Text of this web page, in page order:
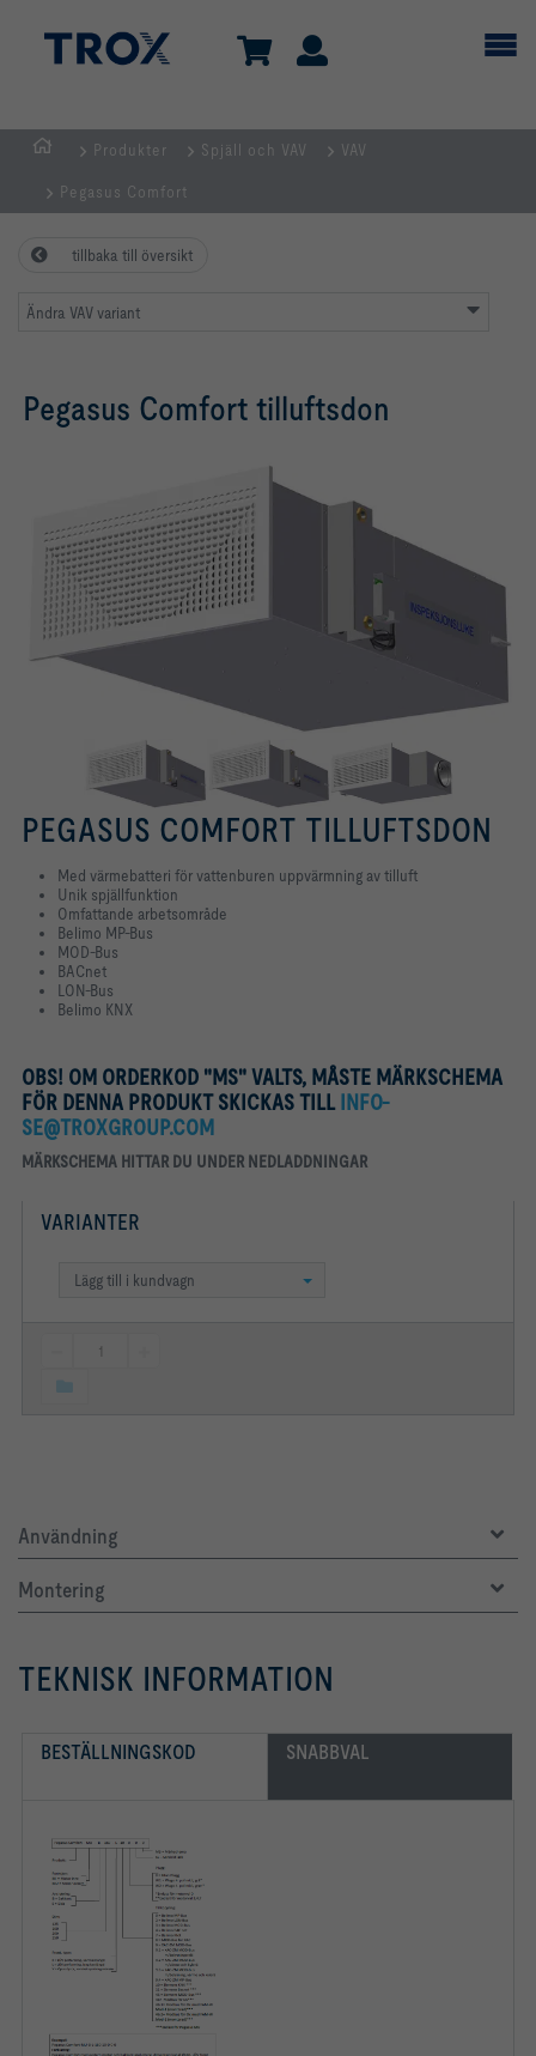
Produkter Spjäll och VAV VAV
Pegasus Comfort
tillbaka till översikt
Ändra VAV variant
Pegasus Comfort tilluftsdon
PEGASUS COMFORT TILLUFTSDON
Med värmebatteri för vattenburen uppvärmning av tilluft
Unik spjällfunktion
Omfattande arbetsområde
Belimo MP-Bus
MOD-Bus
BACnet
LON-Bus
Belimo KNX
OBS! OM ORDERKOD "MS" VALTS, MÅSTE MÄRKSCHEMA
FÖR DENNA PRODUKT SKICKAS TILLINFO-
SE@TROXGROUP.COM
MÄRKSCHEMA HITTAR DU UNDER NEDLADDNINGAR
VARIANTER
Lägg till i kundvagn
Användning
Montering
TEKNISK INFORMATION
BESTÄLLNINGSKOD SNABBVAL